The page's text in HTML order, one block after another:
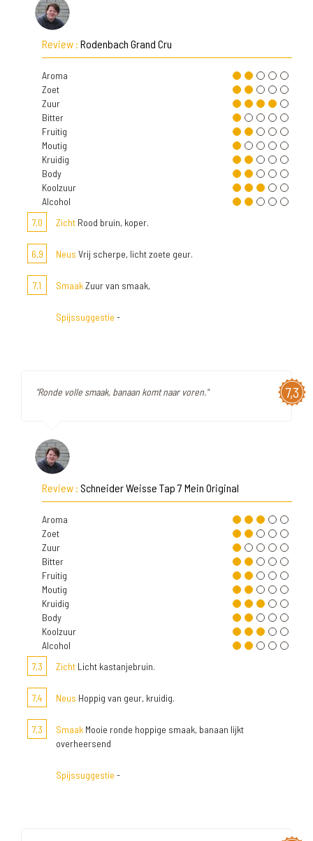
Review : Rodenbach Grand Cru
Aroma
Zoet
Zuur
Bitter
Fruitig
Moutig
Kruidig
Body
Koolzuur
Alcohol
7,0
Zicht Rood bruin, koper.
6,9 Neus Vrij scherpe, licht zoete geur.
7,1 SmaakZuur van smaak,
Spijssuggestie -
7,3
"Ronde volle smaak, banaan komt naar voren."
Review : Schneider Weisse Tap 7 Mein Original
Aroma
Zoet
Zuur
Bitter
Fruitig
Moutig
Kruidig
Body
Koolzuur
Alcohol
7,3
Zicht Licht kastanjebruin.
7,4 Neus Hoppig van geur, kruidig.
7,3 Smaak Mooie ronde hoppige smaak, banaan lijkt
overheersend
Spijssuggestie -